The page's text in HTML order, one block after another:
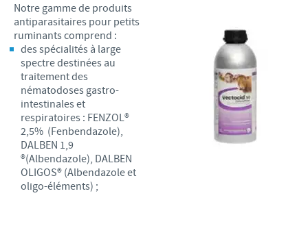
Notre gamme de produits
antiparasitaires pour petits
ruminants comprend :
des spécialités à large
spectre destinées au
traitement des
nématodoses gastro-
intestinales et
respiratoires : FENZOL®
2,5% (Fenbendazole),
DALBEN 1,9
®(Albendazole), DALBEN
OLIGOS® (Albendazole et
oligo-éléments) ;